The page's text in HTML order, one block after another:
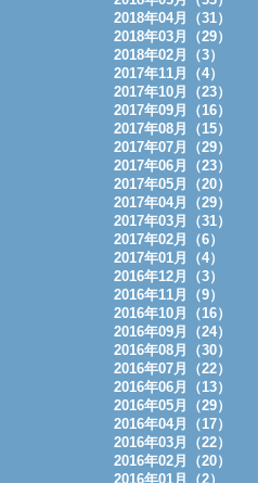
2018年04月（31）
2018年03月（29）
2018年02月（3）
2017年11月（4）
2017年10月（23）
2017年09月（16）
2017年08月（15）
2017年07月（29）
2017年06月（23）
2017年05月（20）
2017年04月（29）
2017年03月（31）
2017年02月（6）
2017年01月（4）
2016年12月（3）
2016年11月（9）
2016年10月（16）
2016年09月（24）
2016年08月（30）
2016年07月（22）
2016年06月（13）
2016年05月（29）
2016年04月（17）
2016年03月（22）
2016年02月（20）
2016年01月（2）